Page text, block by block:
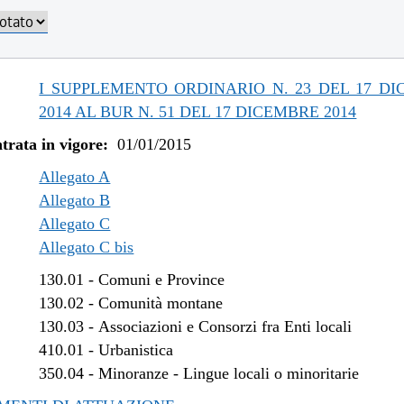
al 31/12/2019
al 18/12/2019
al 20/11/2019
al 09/08/2019
2019 al 10/07/2019
al 15/08/2018
al 29/06/2018
al 14/02/2018
al 04/01/2018
2017 al 09/08/2017
al 26/04/2017
2016 al 08/01/2017
2016 al 14/12/2016
2016 al 12/08/2016
2016 al 29/06/2016
al 12/04/2016
I SUPPLEMENTO ORDINARIO N. 23 DEL 17
2014 AL BUR N. 51 DEL 17 DICEMBRE 2014
in vigore: 01/01/2015
Allegato A
Allegato B
Allegato C
Allegato C bis
130.01 -Comuni e Province
130.02 -Comunità montane
130.03 -Associazioni e Consorzi fra Enti locali
410.01 -Urbanistica
350.04 -Minoranze - Lingue locali o minoritarie